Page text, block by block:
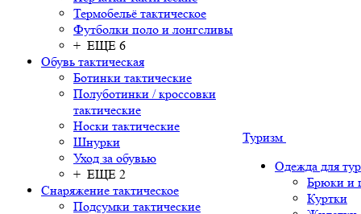
Термобельё тактическое
Футболки поло и лонгсливы
+ ЕЩЕ 6
Обувь тактическая
Ботинки тактические
Полуботинки / кроссовки
тактические
Носки тактические
Шнурки
Уход за обувью
+ ЕЩЕ 2
Снаряжение тактическое
Подсумки тактические
Туризм
Одежда для
Брюки и
Куртки